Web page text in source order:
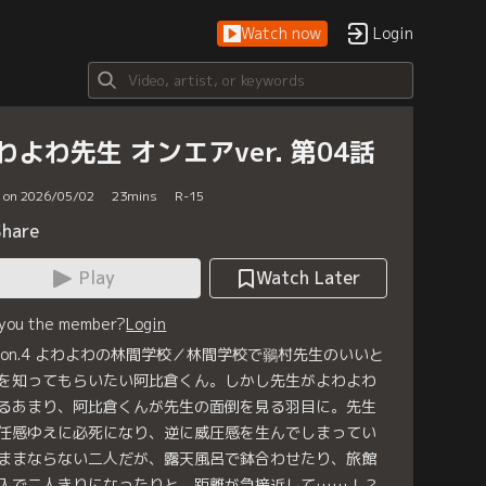
Watch now Login
よわ先生 オンエアver. 第04話
2026/05/02 23mins R-15
Play
Watch Later
the member?Login
よわよわの林間学校／林間学校で鶸村先生のいいと
知ってもらいたい阿比倉くん。しかし先生がよわよわ
あまり、阿比倉くんが先生の面倒を見る羽目に。先生
感ゆえに必死になり、逆に威圧感を生んでしまってい
まならない二人だが、露天風呂で鉢合わせたり、旅館